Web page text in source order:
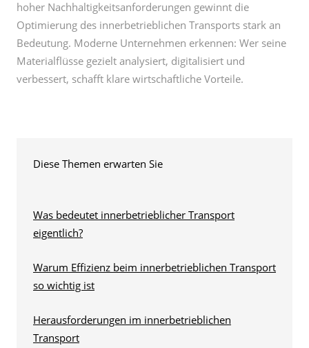
Materialflüsse gezielt analysiert, digitalisiert und
verbessert, schafft klare wirtschaftliche Vorteile.
Was bedeutet innerbetrieblicher Transport
Warum Effizienz beim innerbetrieblichen Transport
so wichtig ist
Herausforderungen im innerbetrieblichen
Transport
Strategien zur Optimierung des innerbetrieblichen
Transports